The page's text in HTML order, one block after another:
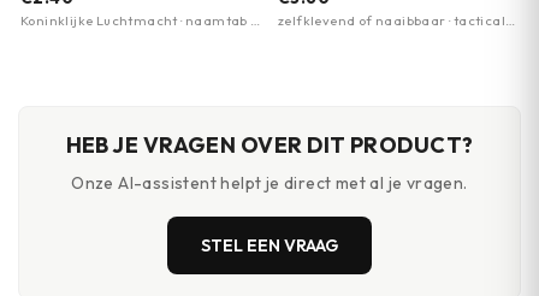
Koninklijke Luchtmacht · naamtab ·
zelfklevend of naaibbaar · tactical
HEB JE VRAGEN OVER DIT PRODUCT?
Onze AI-assistent helpt je direct met al je vragen.
STEL EEN VRAAG